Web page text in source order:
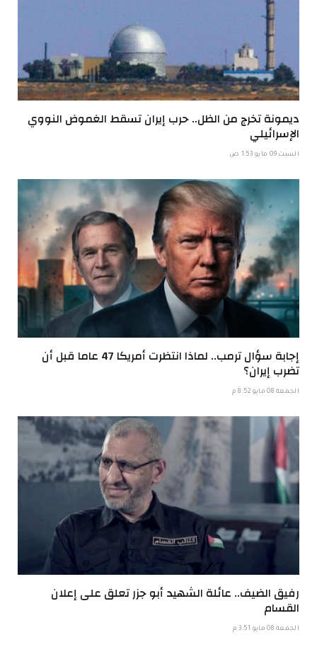
ديمونة تخرج من الظل.. حرب إيران تسقط الغموض النووي
الإسرائيلي
السبت 09 مايو 1:53 ص
إجابة سؤال ترمب.. لماذا انتظرت أمريكا 47 عاما قبل أن
تضرب إيران؟
الجمعة 08 مايو 8:52 م
رفيق الضيف.. عائلة الشهيد أبو جزر تعلق على إعلان
القسام
الجمعة 08 مايو 3:51 م